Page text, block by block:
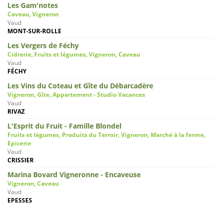
Les Gam'notes
Caveau, Vigneron
Vaud
MONT-SUR-ROLLE
Les Vergers de Féchy
Cidrerie, Fruits et légumes, Vigneron, Caveau
Vaud
FÉCHY
Les Vins du Coteau et Gîte du Débarcadère
Vigneron, Gîte, Appartement - Studio Vacances
Vaud
RIVAZ
L'Esprit du Fruit - Famille Blondel
Fruits et légumes, Produits du Terroir, Vigneron, Marché à la ferme,
Epicerie
Vaud
CRISSIER
Marina Bovard Vigneronne - Encaveuse
Vigneron, Caveau
Vaud
EPESSES